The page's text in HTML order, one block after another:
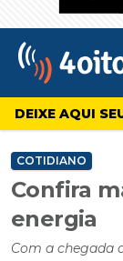
4oito
DEIXE AQUI
COTIDIANO
Confira
energia
Com a chegada